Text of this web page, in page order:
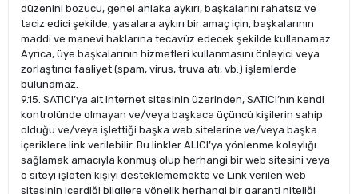
düzenini bozucu, genel ahlaka aykırı, başkalarını rahatsız ve
taciz edici şekilde, yasalara aykırı bir amaç için, başkalarının
maddi ve manevi haklarına tecavüz edecek şekilde kullanamaz.
Ayrıca, üye başkalarının hizmetleri kullanmasını önleyici veya
zorlaştırıcı faaliyet (spam, virus, truva atı, vb.) işlemlerde
bulunamaz.
9.15. SATICI’ya ait internet sitesinin üzerinden, SATICI’nın kendi
kontrolünde olmayan ve/veya başkaca üçüncü kişilerin sahip
olduğu ve/veya işlettiği başka web sitelerine ve/veya başka
içeriklere link verilebilir. Bu linkler ALICI’ya yönlenme kolaylığı
sağlamak amacıyla konmuş olup herhangi bir web sitesini veya
o siteyi işleten kişiyi desteklememekte ve Link verilen web
sitesinin içerdiği bilgilere yönelik herhangi bir garanti niteliği